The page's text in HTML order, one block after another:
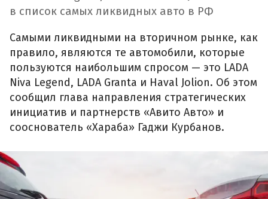
в список самых ликвидных авто в РФ
Самыми ликвидными на вторичном рынке, как
правило, являются те автомобили, которые
пользуются наибольшим спросом — это LADA
Niva Legend, LADA Granta и Haval Jolion. Об этом
сообщил глава направления стратегических
инициатив и партнерств «Авито Авто» и
сооснователь «Хараба» Гаджи Курбанов.